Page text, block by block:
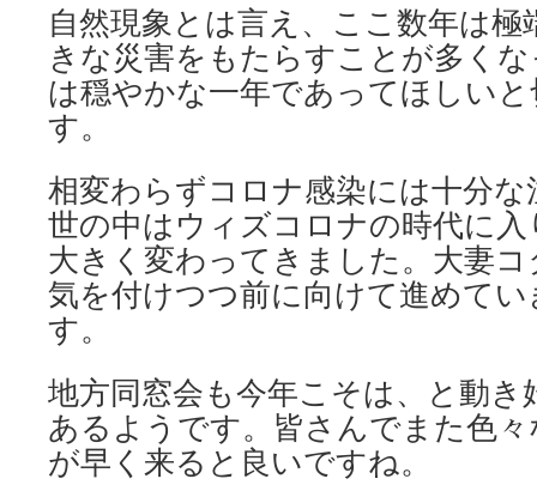
自然現象とは言え、ここ数年は
きな災害をもたらすことが多く
は穏やかな一年であってほしい
す。
相変わらずコロナ感染には十分
世の中はウィズコロナの時代に
大きく変わってきました。大妻
気を付けつつ前に向けて進めて
す。
地方同窓会も今年こそは、と動
あるようです。皆さんでまた色
が早く来ると良いですね。